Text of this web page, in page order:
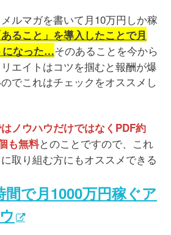
ルマガを書いて月10万円しか稼
あること」を導入したことで月
になった…そのあることを今から
エイトはコツを掴むと報酬が爆
でこれはチェックをオススメし
ノウハウだけではなくPDF約
も無料とのことですので、これ
取り組む方にもオススメできる
間で月1000万円稼ぐア